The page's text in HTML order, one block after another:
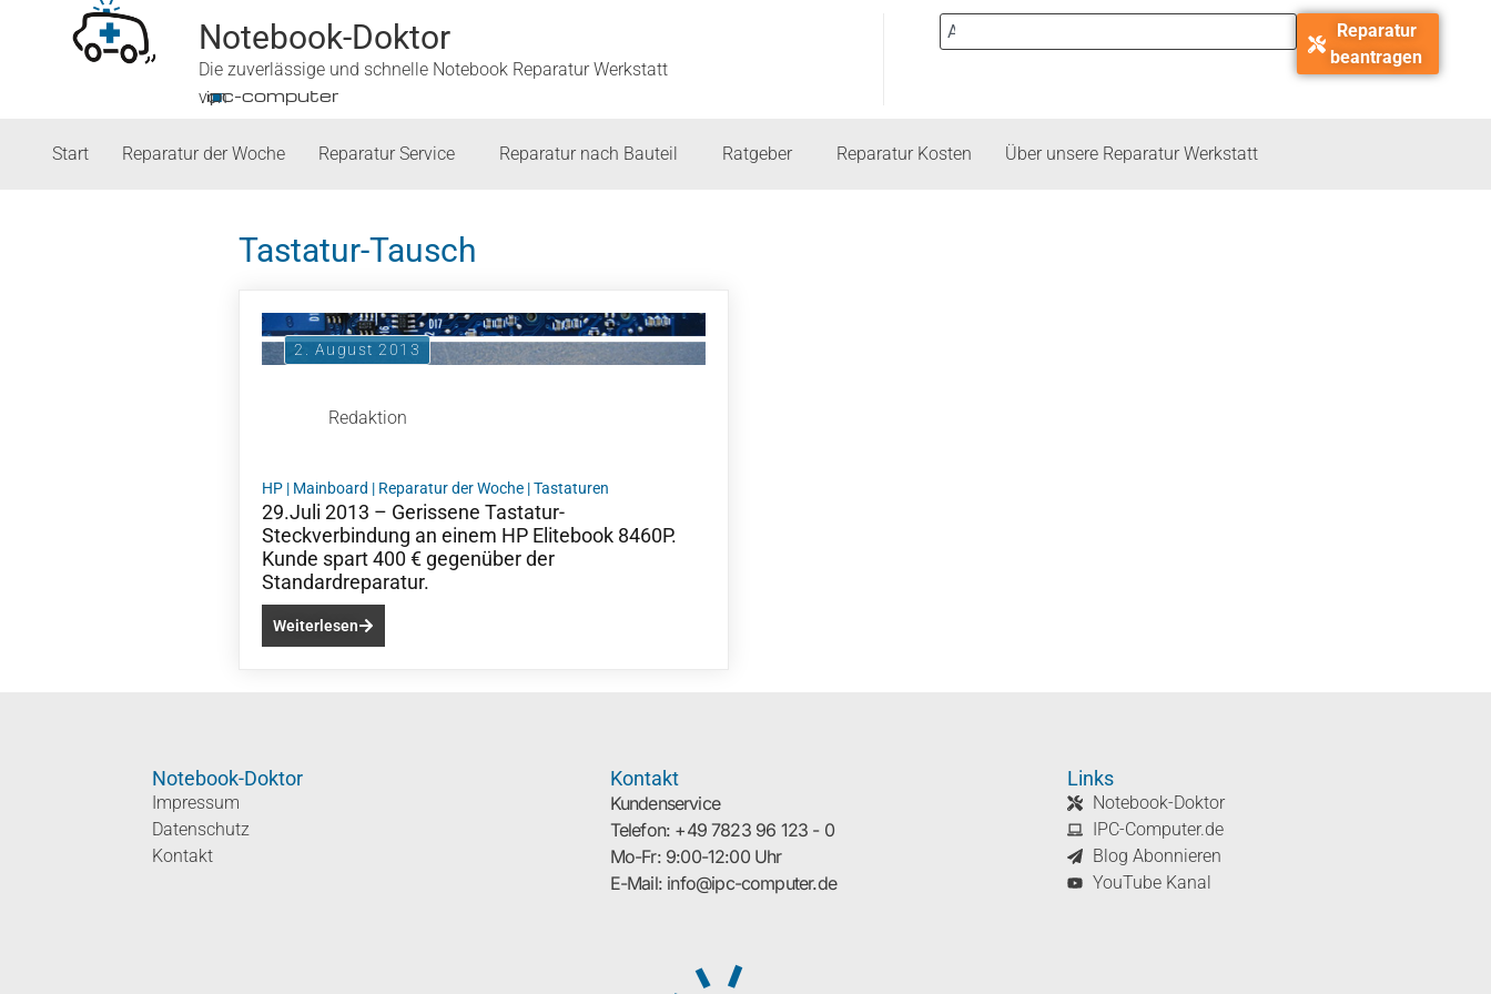
Notebook-Doktor
Die zuverlässige und schnelle Notebook Reparatur Werkstatt
von
■
ipc-computer
Reparatur
beantragen
Start Reparatur der Woche Reparatur Service Reparatur nach Bauteil Ratgeber Reparatur Kosten Über unsere Reparatur Werkstatt
Tastatur-Tausch
2. August 2013
Redaktion
HP | Mainboard | Reparatur der Woche |Tastaturen
29.Juli 2013 – Gerissene Tastatur-
Steckverbindung an einem HP Elitebook 8460P.
Kunde spart 400 € gegenüber der
Standardreparatur.
Weiterlesen
Notebook-Doktor
Impressum
Datenschutz
Kontakt
Kontakt
Kundenservice
Telefon: +49 7823 96 123 - 0
Mo-Fr: 9:00-12:00 Uhr
E-Mail: info@ipc-computer.de
Links
Notebook-Doktor
IPC-Computer.de
Blog Abonnieren
YouTube Kanal